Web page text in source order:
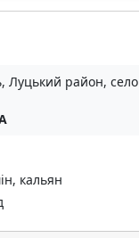
Луцький район, село
кальян